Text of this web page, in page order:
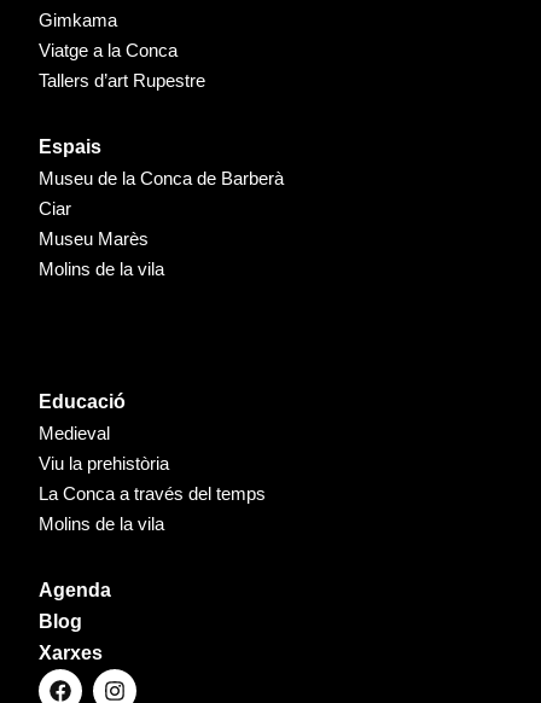
Gimkama
Viatge a la Conca
Tallers d’art Rupestre
Espais
Museu de la Conca de Barberà
Ciar
Museu Marès
Molins de la vila
Educació
Medieval
Viu la prehistòria
La Conca a través del temps
Molins de la vila
Agenda
Blog
Xarxes